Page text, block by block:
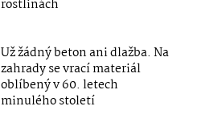
rostlinách
Už žádný beton ani dlažba. Na
zahrady se vrací materiál
oblíbený v 60. letech
minulého století